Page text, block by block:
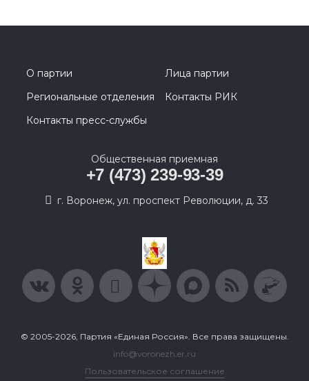
О партии
Лица партии
Региональные отделения
Контакты РИК
Контакты пресс-службы
Общественная приемная
+7 (473) 239-93-39
г. Воронеж, ул. проспект Революции, д. 33
© 2005-2026, Партия «Единая Россия». Все права защищены.
info@voronezh.er.ru
Пользовательское соглашение